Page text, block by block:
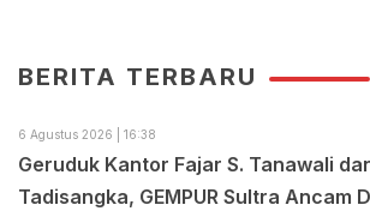
BERITA TERBARU
6 Agustus 2026 | 16:38
Geruduk Kantor Fajar S. Tanawali
Tadisangka, GEMPUR Sultra Ancam